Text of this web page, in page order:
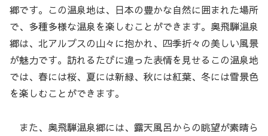
郷です。この温泉地は、日本の豊かな自然に囲まれた場所
で、多種多様な温泉を楽しむことができます。奥飛騨温泉
郷は、北アルプスの山々に抱かれ、四季折々の美しい風景
が魅力です。訪れるたびに違った表情を見せるこの温泉地
では、春には桜、夏には新緑、秋には紅葉、冬には雪景色
を楽しむことができます。
また、奥飛騨温泉郷には、露天風呂からの眺望が素晴ら